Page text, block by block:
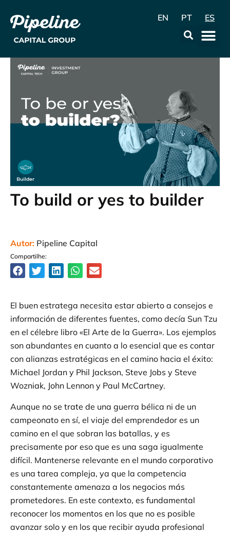
EN PT ES
To build or yes to builder
Autor: Pipeline Capital
Compartilhe:
El buen estratega necesita estar abierto a consejos e
información de diferentes fuentes, como decía Sun Tzu
en el célebre libro «El Arte de la Guerra». Los ejemplos
son abundantes en cuanto a lo esencial que es contar
con alianzas estratégicas en el camino hacia el éxito:
Michael Jordan y Phil Jackson, Steve Jobs y Steve
Wozniak, John Lennon y Paul McCartney.
Aunque no se trate de una guerra bélica ni de un
campeonato en sí, el viaje del emprendedor es un
camino en el que sobran las batallas, y es
precisamente por eso que es una saga igualmente
difícil. Mantenerse relevante en el mundo corporativo
es una tarea compleja, ya que la competencia
constantemente amenaza a los negocios más
prometedores. En este contexto, es fundamental
reconocer los momentos en los que no es posible
avanzar solo y en los que recibir ayuda profesional